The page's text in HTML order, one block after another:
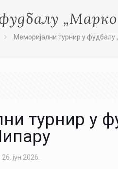
Меморијални турнир у
турнир у
26. јун 2026.